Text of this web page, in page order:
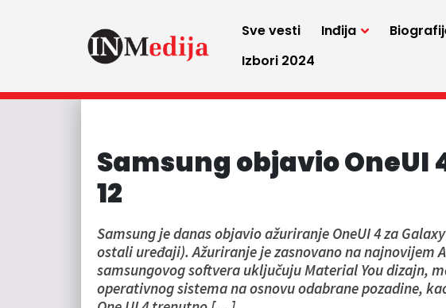
Sve vesti Inđija
Izbori 2024
Samsung objavio OneUI
12
Samsung je danas objavio ažuriranje OneUI 4 za
ostali uređaji). Ažuriranje je zasnovano na najnovijem
samsungovog softvera uključuju Material You dizajn,
operativnog sistema na osnovu odabrane pozadine,